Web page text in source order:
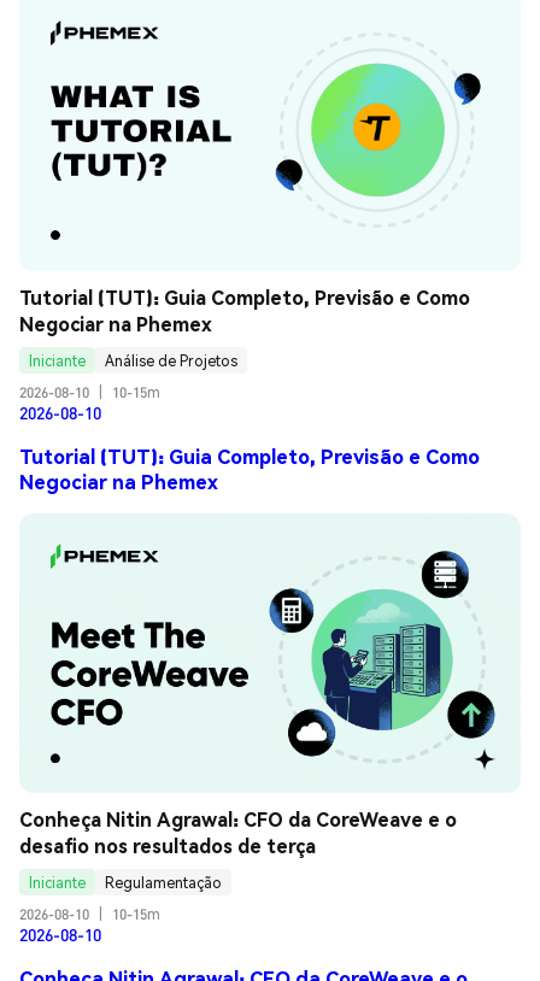
Tutorial (TUT): Guia Completo, Previsão e Como
Negociar na Phemex
Iniciante
Análise de Projetos
2026-08-10
10-15m
2026-08-10
Tutorial (TUT): Guia Completo, Previsão e Como
Negociar na Phemex
Conheça Nitin Agrawal: CFO da CoreWeave e o
desafio nos resultados de terça
Iniciante
Regulamentação
2026-08-10
10-15m
2026-08-10